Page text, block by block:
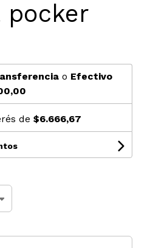
pocker
o Efectivo
de $6.666,67